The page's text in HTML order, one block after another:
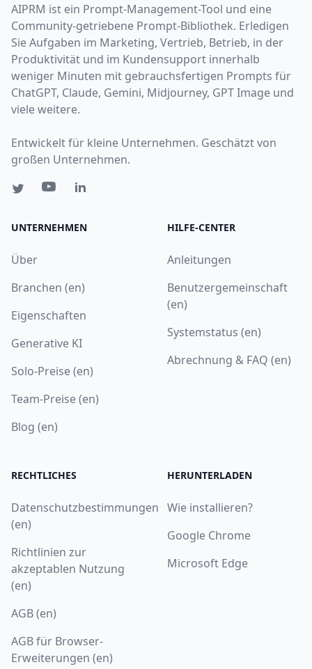
AIPRM ist ein Prompt-Management-Tool und eine
Community-getriebene Prompt-Bibliothek. Erledigen
Sie Aufgaben im Marketing, Vertrieb, Betrieb, in der
Produktivität und im Kundensupport innerhalb
weniger Minuten mit gebrauchsfertigen Prompts für
ChatGPT, Claude, Gemini, Midjourney, GPT Image und
viele weitere.
Entwickelt für kleine Unternehmen. Geschätzt von
großen Unternehmen.
UNTERNEHMEN
Über
Branchen (en)
Eigenschaften
Generative KI
Solo-Preise (en)
Team-Preise (en)
Blog (en)
HILFE-CENTER
Anleitungen
Benutzergemeinschaft
(en)
Systemstatus (en)
Abrechnung & FAQ (en)
RECHTLICHES
Datenschutzbestimmungen
(en)
Richtlinien zur
akzeptablen Nutzung
(en)
AGB (en)
AGB für Browser-
Erweiterungen (en)
HERUNTERLADEN
Wie installieren?
Google Chrome
Microsoft Edge